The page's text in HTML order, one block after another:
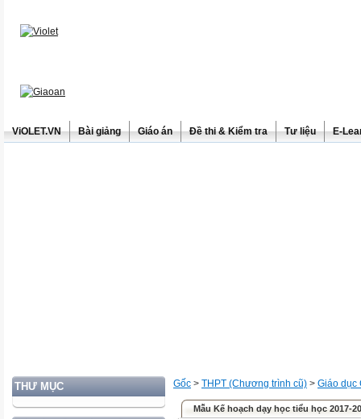
ViOLET.VN Bài giảng Giáo án Đề thi & Kiểm tra Tư liệu E-
THƯ MỤC Gốc > THPT (Chương trình cũ) > Giáo dục
Mẫu Kế hoạch dạy học tiểu học 2017-